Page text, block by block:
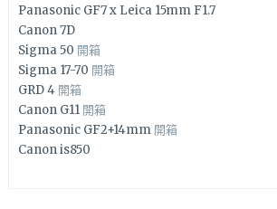
Panasonic GF7 x Leica 15mm F1.7
Canon 7D
Sigma 50 開箱
Sigma 17-70 開箱
GRD 4 開箱
Canon G11 開箱
Panasonic GF2+14mm 開箱
Canon is850